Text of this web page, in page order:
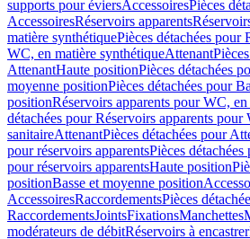
supports pour éviersAccessoiresPièces
AccessoiresRéservoirs apparents
matière synthétiquePièces détachées pour
WC, en matière synthétiqueAttenant
AttenantHaute positionPièces détachées
moyenne positionPièces détachées pour
positionRéservoirs apparents pour WC,
détachées pour Réservoirs apparents pour
sanitaireAttenantPièces détachées pour
pour réservoirs apparentsPièces détachées
pour réservoirs apparentsHaute position
positionBasse et moyenne position
AccessoiresRaccordementsPièces
RaccordementsJointsFixationsManchettes
modérateurs de débitRéservoirs à encastrer